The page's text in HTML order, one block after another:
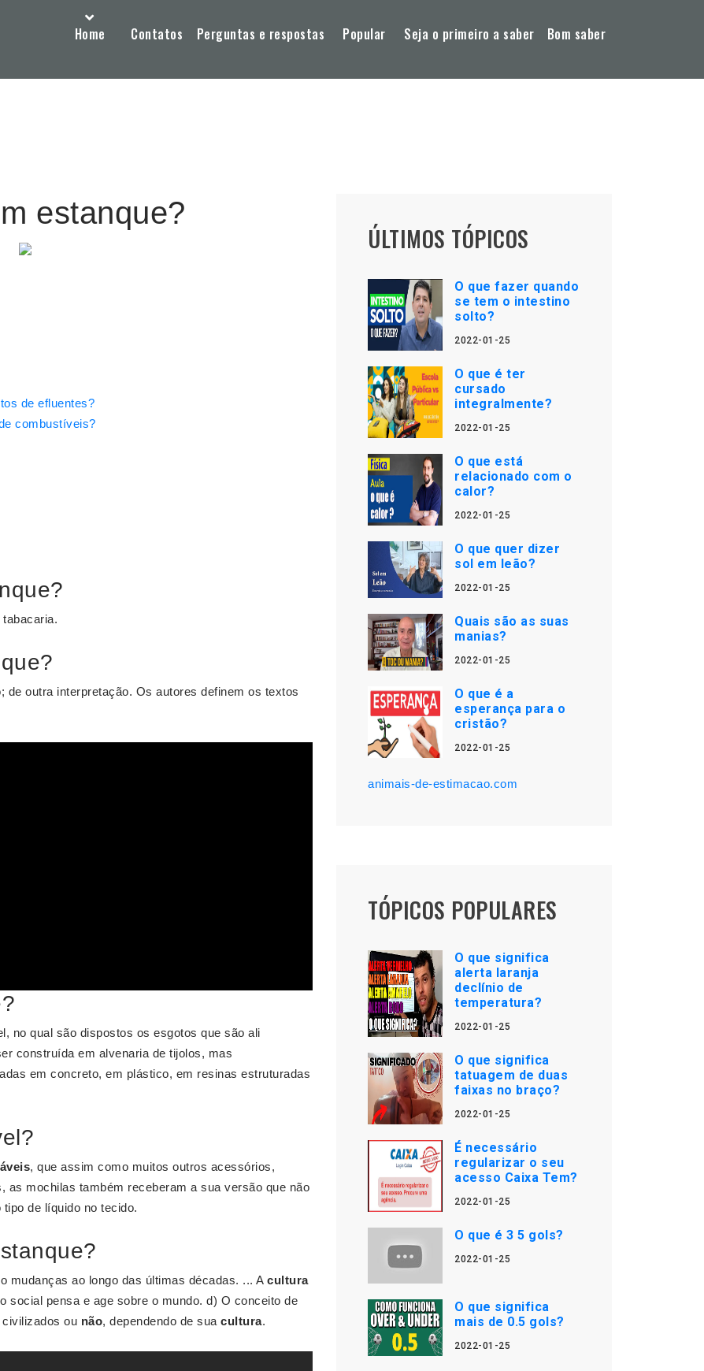
Home Contatos Perguntas e respostas Popular Seja o primeiro a saber Bom saber
estanque?
de efluentes?
combustíveis?
outra interpretação. Os autores definem os textos
no qual são dispostos os esgotos que são ali
construída em alvenaria de tijolos, mas
em concreto, em plástico, em resinas estruturadas
, que assim como muitos outros acessórios,
as mochilas também receberam a sua versão que não
de líquido no tecido.
mudanças ao longo das últimas décadas. ... A cultura
social pensa e age sobre o mundo. d) O conceito de
ou não, dependendo de sua cultura.
ÚLTIMOS TÓPICOS
O que fazer quando
se tem o intestino
solto?
2022-01-25
O que é ter
cursado
integralmente?
2022-01-25
O que está
relacionado com o
calor?
2022-01-25
O que quer dizer
sol em leão?
2022-01-25
Quais são as suas
manias?
2022-01-25
O que é a
esperança para o
cristão?
2022-01-25
animais-de-estimacao.com
TÓPICOS POPULARES
O que significa
alerta laranja
declínio de
temperatura?
2022-01-25
O que significa
tatuagem de duas
faixas no braço?
2022-01-25
É necessário
regularizar o seu
acesso Caixa Tem?
2022-01-25
O que é 3 5 gols?
2022-01-25
O que significa
mais de 0.5 gols?
2022-01-25